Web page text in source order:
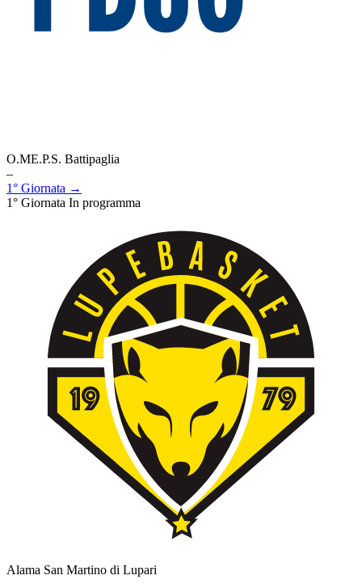
O.ME.P.S. Battipaglia
–
1° Giornata →
1° Giornata In programma
Alama San Martino di Lupari